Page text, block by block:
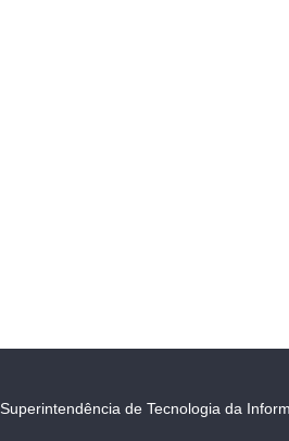
Superintendência de Tecnologia da